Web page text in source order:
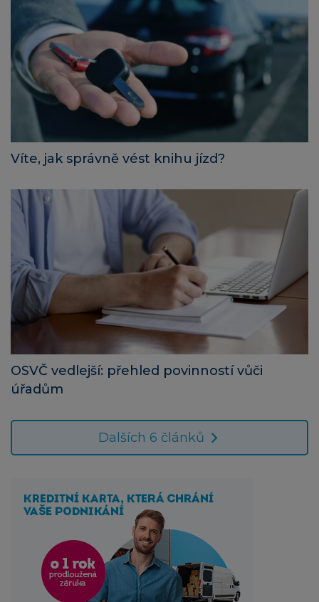
Víte, jak správně vést knihu jízd?
OSVČ vedlejší: přehled povinností vůči
úřadům
Dalších 6 článků